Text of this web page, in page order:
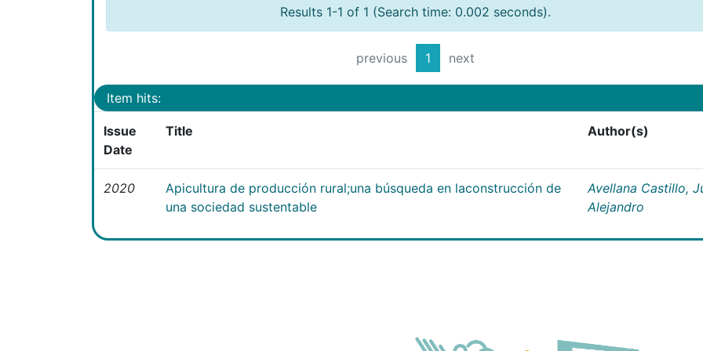
Results 1-1 of 1 (Search time: 0.002 seconds).
previous 1 next
Item hits:
Issue
Date
Title Author(s)
2020
Apicultura de producción rural;una búsqueda en laconstrucción de
una sociedad sustentable
Avellana Castillo,
Alejandro